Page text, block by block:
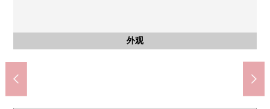
外观
象"合成家具、供给品的配置例的东西，并且价格没包括翻新工程
费用以及家具，和用现状的递交成为。
※图片是在CG在原来再现室内照片、房型图的"空房翻新形象"，
并且价格没包括翻新工程费用，得用现状的递交。
客厅
客厅
厨房
室内
室内
门口
门口
洗脸
公共汽车
室内
阳台
厕所
入口
入口
外观
Mybasket下马3丁目商店(约420m)
Create Ｓ·Ｄ世田谷下马商店(约790m)
学术和艺术大学前邮局(约240m)
世田谷区立中丸小学(约890m)
世田谷区立小马留中学(约580m)